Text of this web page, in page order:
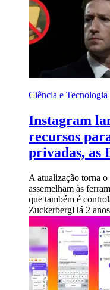
Ciência e Tecnologia
Instagram
recursos
privadas, as
A atualização torna
assemelham às
que também é
ZuckerbergHá 2 anos